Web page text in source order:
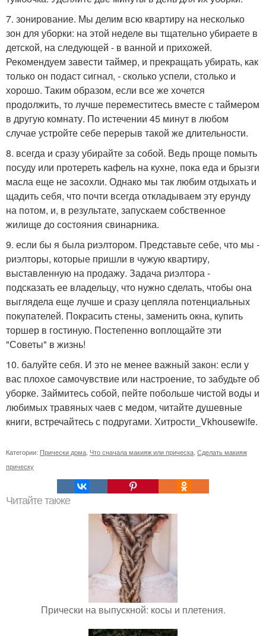
7. зонирование. Мы делим всю квартиру на несколько
зон для уборки: на этой неделе вы тщательно убираете в
детской, на следующей - в ванной и прихожей.
Рекомендуем завести таймер, и прекращать убирать, как
только он подаст сигнал, - сколько успели, столько и
хорошо. Таким образом, если все же хочется
продолжить, то лучше переместитесь вместе с таймером
в другую комнату. По истечении 45 минут в любом
случае устройте себе перерыв такой же длительности.
8. всегда и сразу убирайте за собой. Ведь проще помыть
посуду или протереть кафель на кухне, пока еда и брызги
масла еще не засохли. Однако мы так любим отдыхать и
щадить себя, что почти всегда откладываем эту ерунду
на потом, и, в результате, запускаем собственное
жилище до состояния свинарника.
9. если бы я была риэлтором. Представьте себе, что мы -
риэлторы, которые пришли в чужую квартиру,
выставленную на продажу. Задача риэлтора -
подсказать ее владельцу, что нужно сделать, чтобы она
выглядела еще лучше и сразу цепляла потенциальных
покупателей. Покрасить стены, заменить окна, купить
торшер в гостиную. Постепенно воплощайте эти
"Советы" в жизнь!
10. балуйте себя. И это не менее важный закон: если у
вас плохое самочувствие или настроение, то забудьте об
уборке. Займитесь собой, пейте побольше чистой воды и
любимых травяных чаев с медом, читайте душевные
книги, встречайтесь с подругами. Хитрости_Vkhousewife.
Категории: Прически дома, Что сначала макияж или прическа, Сделать макияж
прическу
Читайте также
Прически на выпускной: косы и плетения.